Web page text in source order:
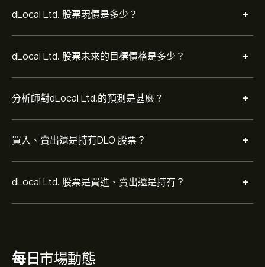
dLocal Ltd. 股票現價是多少？ +
dLocal Ltd. 股票未來的目標價格是多少？ +
分析師對dLocal Ltd.的預測是甚麼？ +
買入、賣出還是持有DLO 股票？ +
dLocal Ltd. 股票是買進、賣出還是持有？ +
每日 市場動態